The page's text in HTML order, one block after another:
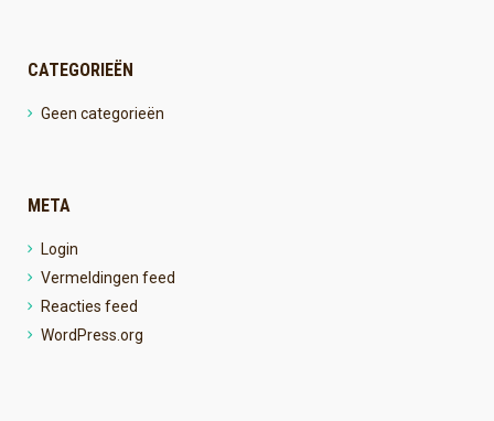
CATEGORIEËN
Geen categorieën
META
Login
Vermeldingen feed
Reacties feed
WordPress.org